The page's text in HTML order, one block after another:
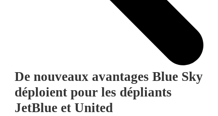
De nouveaux avantages Blue Sky
déploient pour les dépliants
JetBlue et United